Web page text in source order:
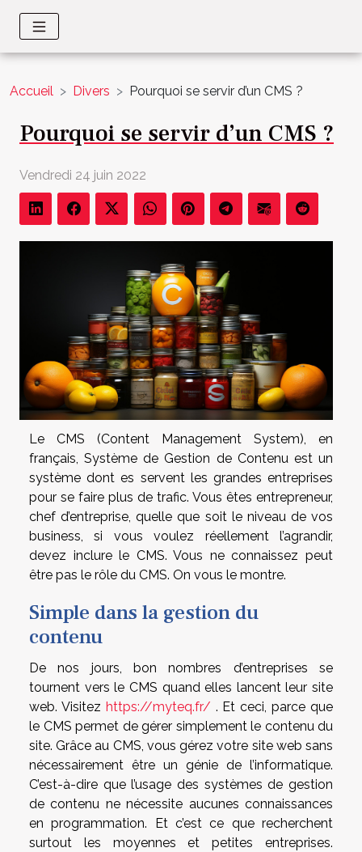
Accueil Divers Pourquoi se servir d’un CMS ?
Pourquoi se servir d’un CMS ?
Vendredi 24 juin 2022
Le CMS (Content Management System), en
français, Système de Gestion de Contenu est un
système dont es servent les grandes entreprises
pour se faire plus de trafic. Vous êtes entrepreneur,
chef d’entreprise, quelle que soit le niveau de vos
business, si vous voulez réellement l’agrandir,
devez inclure le CMS. Vous ne connaissez peut
être pas le rôle du CMS. On vous le montre.
Simple dans la gestion du
contenu
De nos jours, bon nombres d’entreprises se
tournent vers le CMS quand elles lancent leur site
web. Visitez https://myteq.fr/ . Et ceci, parce que
le CMS permet de gérer simplement le contenu du
site. Grâce au CMS, vous gérez votre site web sans
nécessairement être un génie de l’informatique.
C’est-à-dire que l’usage des systèmes de gestion
de contenu ne nécessite aucunes connaissances
en programmation. Et c’est ce que recherchent
surtout les moyennes et petites entreprises.